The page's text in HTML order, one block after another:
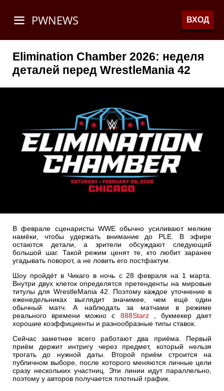
PWNEWS ВХОД
Elimination Chamber 2026: неделя
деталей перед WrestleMania 42
В феврале сценаристы WWE обычно усиливают мелкие
намёки, чтобы удержать внимание до PLE. В эфире
остаются детали, а зрители обсуждают следующий
большой шаг. Такой режим ценят те, кто любит заранее
угадывать поворот, а не ловить его постфактум.
Шоу пройдёт в Чикаго в ночь с 28 февраля на 1 марта.
Внутри двух клеток определятся претенденты на мировые
титулы для WrestleMania 42. Поэтому каждое уточнение в
еженедельниках выглядит значимее, чем ещё один
обычный матч. А наблюдать за матчами в режиме
реального времени можно с 888Starz, букмекер дает
хорошие коэффициенты и разнообразные типы ставок.
Сейчас заметнее всего работают два приёма. Первый
приём держит интригу через предмет, который нельзя
трогать до нужной даты. Второй приём строится на
публичном выборе, после которого меняются личные цели
сразу нескольких участниц. Эти линии идут параллельно,
поэтому у авторов получается плотный график.